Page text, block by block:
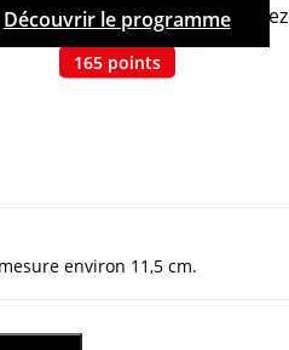
ce produit, vous cumulez
165 points
Découvrir le programme
environ 11,5 cm.